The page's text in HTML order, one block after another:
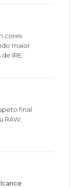
cores
maior
IRE.
final
RAW.